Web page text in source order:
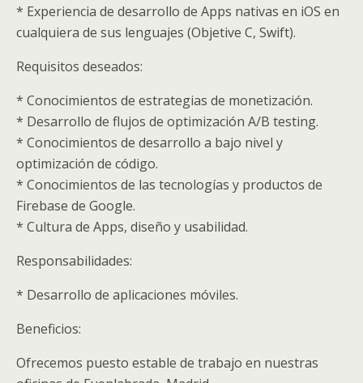
* Experiencia de desarrollo de Apps nativas en iOS en
cualquiera de sus lenguajes (Objetive C, Swift).
Requisitos deseados:
* Conocimientos de estrategias de monetización.
* Desarrollo de flujos de optimización A/B testing.
* Conocimientos de desarrollo a bajo nivel y
optimización de código.
* Conocimientos de las tecnologías y productos de
Firebase de Google.
* Cultura de Apps, diseño y usabilidad.
Responsabilidades:
* Desarrollo de aplicaciones móviles.
Beneficios:
Ofrecemos puesto estable de trabajo en nuestras